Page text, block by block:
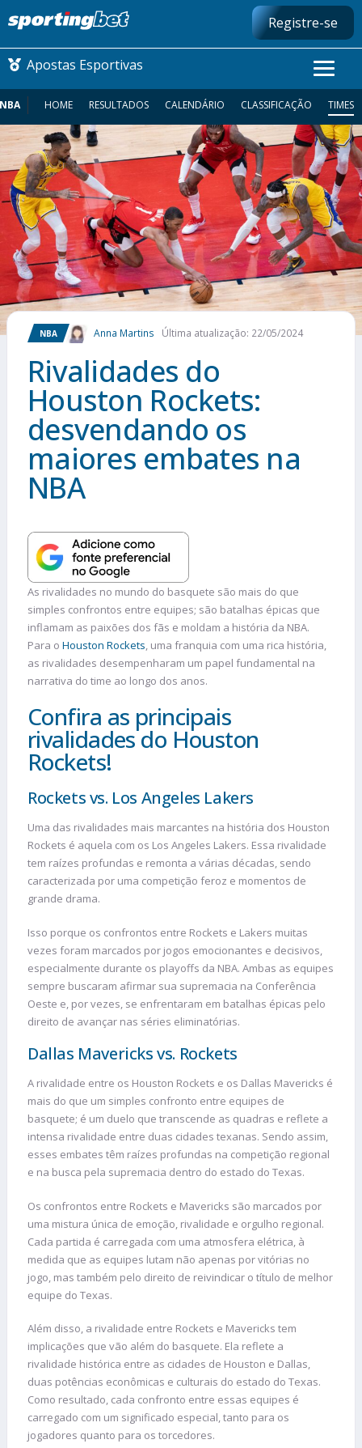
Registre-se
Apostas Esportivas
CONMEBOL LIBERTADORES
FUTEBOL NACIONAL
FUTEBOL INTERNACIONAL
COMO APOSTAR
MAIS ESPORTES
NBA HOME RESULTADOS CALENDÁRIO CLASSIFICAÇÃO TIMES
NBA Anna Martins Última atualização: 22/05/2024
Rivalidades do
Houston Rockets:
desvendando os
maiores embates na
NBA
As rivalidades no mundo do basquete são mais do que
simples confrontos entre equipes; são batalhas épicas que
inflamam as paixões dos fãs e moldam a história da NBA.
Para o Houston Rockets, uma franquia com uma rica história,
as rivalidades desempenharam um papel fundamental na
narrativa do time ao longo dos anos.
Confira as principais
rivalidades do Houston
Rockets!
Rockets vs. Los Angeles Lakers
Uma das rivalidades mais marcantes na história dos Houston
Rockets é aquela com os Los Angeles Lakers. Essa rivalidade
tem raízes profundas e remonta a várias décadas, sendo
caracterizada por uma competição feroz e momentos de
grande drama.
Isso porque os confrontos entre Rockets e Lakers muitas
vezes foram marcados por jogos emocionantes e decisivos,
especialmente durante os playoffs da NBA. Ambas as equipes
sempre buscaram afirmar sua supremacia na Conferência
Oeste e, por vezes, se enfrentaram em batalhas épicas pelo
direito de avançar nas séries eliminatórias.
Dallas Mavericks vs. Rockets
A rivalidade entre os Houston Rockets e os Dallas Mavericks é
mais do que um simples confronto entre equipes de
basquete; é um duelo que transcende as quadras e reflete a
intensa rivalidade entre duas cidades texanas. Sendo assim,
esses embates têm raízes profundas na competição regional
e na busca pela supremacia dentro do estado do Texas.
Os confrontos entre Rockets e Mavericks são marcados por
uma mistura única de emoção, rivalidade e orgulho regional.
Cada partida é carregada com uma atmosfera elétrica, à
medida que as equipes lutam não apenas por vitórias no
jogo, mas também pelo direito de reivindicar o título de melhor
equipe do Texas.
Além disso, a rivalidade entre Rockets e Mavericks tem
implicações que vão além do basquete. Ela reflete a
rivalidade histórica entre as cidades de Houston e Dallas,
duas potências econômicas e culturais do estado do Texas.
Como resultado, cada confronto entre essas equipes é
carregado com um significado especial, tanto para os
jogadores quanto para os torcedores.